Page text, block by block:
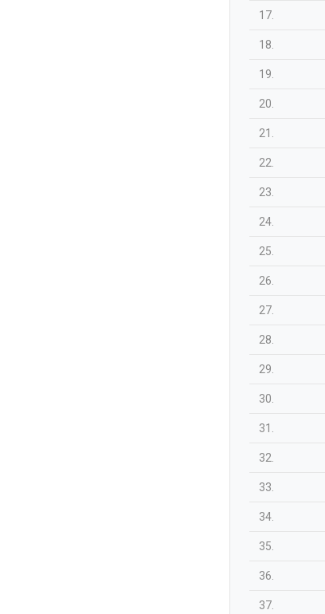
17.
18.
19.
20.
21.
22.
23.
24.
25.
26.
27.
28.
29.
30.
31.
32.
33.
34.
35.
36.
37.